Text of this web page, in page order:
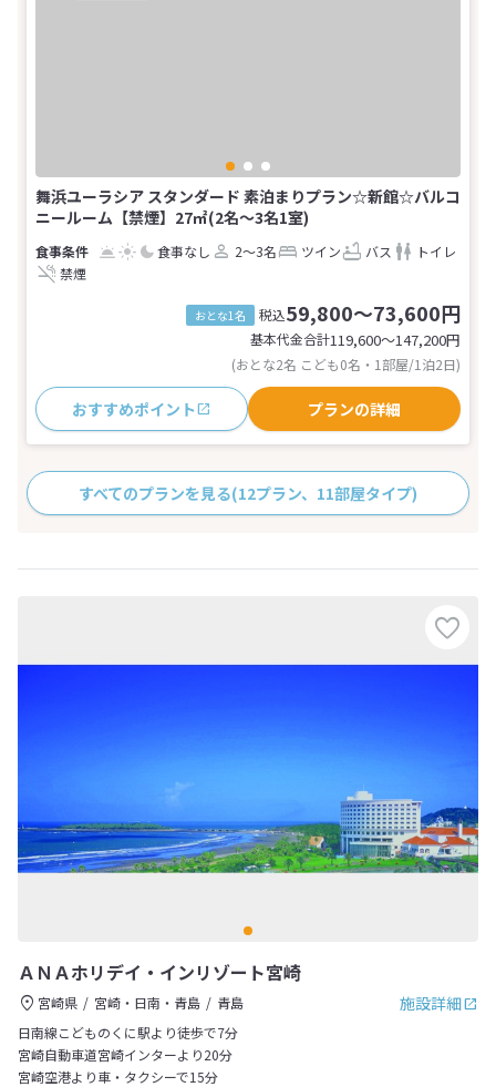
舞浜ユーラシア スタンダード 素泊まりプラン☆新館☆バルコ
ニールーム【禁煙】27㎡(2名～3名1室)
食事なし 2～3名 ツイン バス
トイレ
禁煙
おとな1名 税込59,800～73,600円
基本代金合計119,600〜147,200円
(おとな2名 こども0名・1部屋/1泊2日)
おすすめポイント プランの詳細
すべてのプランを見る(12プラン、11部屋タイプ)
ＡＮＡホリデイ・インリゾート宮崎
施設詳細
宮崎県 宮崎・日南・青島
青島
日南線こどものくに駅より徒歩で7分
宮崎自動車道宮崎インターより20分
宮崎空港より車・タクシーで15分